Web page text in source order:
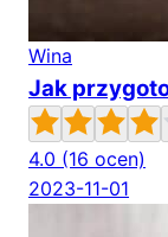
Wina
Jak
4.0 (16 ocen)
2023-11-01